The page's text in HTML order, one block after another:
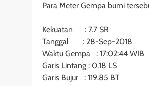
Para Meter Gempa bumi
Kekuatan : 7.7 SR
Tanggal : 28-Sep-2018
Waktu Gempa : 17:02:44 WIB
Garis Lintang : 0.18 LS
Garis Bujur : 119.85 BT